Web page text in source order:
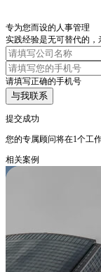
专为您而设的人事管理
实践经验是无可替代的，
请填写正确的手机号
与我联系
提交成功
您的专属顾问将在1个工
相关案例